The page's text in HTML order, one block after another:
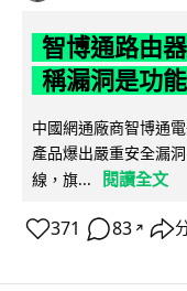
智博通路由
稱漏洞是功
中國網通廠商智博通
產品爆出嚴重安全漏
線，旗...
閱讀全文
371 83 ↗